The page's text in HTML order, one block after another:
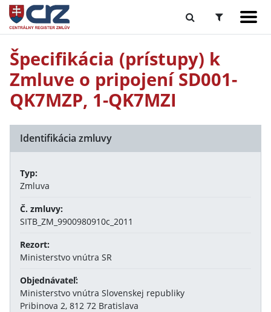
Špecifikácia (prístupy) k
Zmluve o pripojení SD001-
QK7MZP, 1-QK7MZI
Identifikácia zmluvy
Typ:
Zmluva
Č. zmluvy:
SITB_ZM_9900980910c_2011
Rezort:
Ministerstvo vnútra SR
Objednávateľ:
Ministerstvo vnútra Slovenskej republiky
Pribinova 2, 812 72 Bratislava